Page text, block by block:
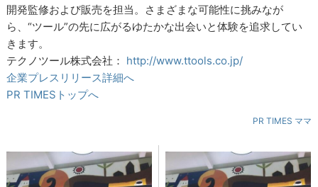
開発監修および販売を担当。さまざまな可能性に挑みなが
ら、“ツール”の先に広がるゆたかな出会いと体験を追求してい
きます。
テクノツール株式会社： http://www.ttools.co.jp/
企業プレスリリース詳細へ
PR TIMESトップへ
PR TIMES ママ